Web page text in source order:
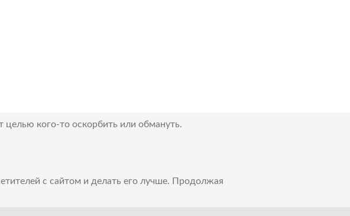
кого-то оскорбить или обмануть.
с сайтом и делать его лучше. Продолжая